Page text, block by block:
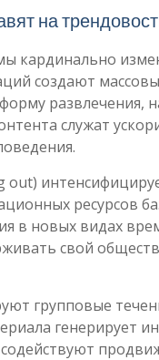
на
кардинально
создают
развлечения,
служат
ресурсов
в новых видах
свой
групповые
генерирует